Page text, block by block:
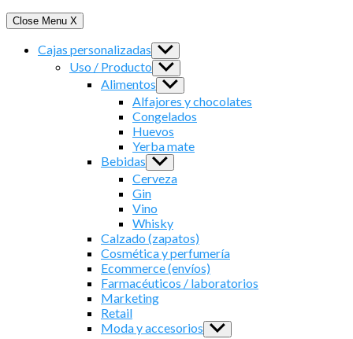
Close Menu X
Cajas personalizadas Show
sub
menu
Uso / Producto Show
sub
menu
Alimentos Show
sub
menu
Alfajores y chocolates
Congelados
Huevos
Yerba mate
Bebidas Show
sub
menu
Cerveza
Gin
Vino
Whisky
Calzado (zapatos)
Cosmética y perfumería
Ecommerce (envíos)
Farmacéuticos / laboratorios
Marketing
Retail
Moda y accesorios Show